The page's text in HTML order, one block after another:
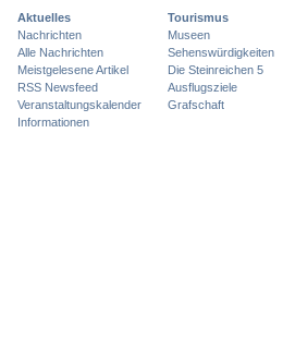
Aktuelles
Nachrichten
Alle Nachrichten
Meistgelesene Artikel
RSS Newsfeed
Veranstaltungskalender
Informationen
Tourismus
Museen
Sehenswürdigkeiten
Die Steinreichen 5
Ausflugsziele
Grafschaft